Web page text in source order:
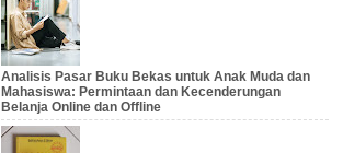
Analisis Pasar Buku Bekas untuk Anak Muda dan
Mahasiswa: Permintaan dan Kecenderungan
Belanja Online dan Offline